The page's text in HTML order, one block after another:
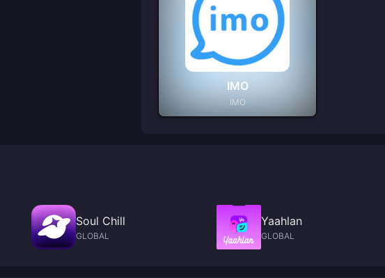
IMO
IMO
Soul Chill
GLOBAL
Yaahlan
GLOBAL